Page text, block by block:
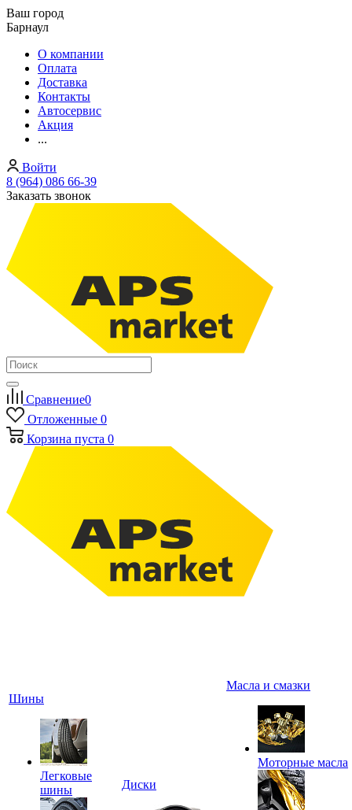
Ваш город
Барнаул
О компании
Оплата
Доставка
Контакты
Автосервис
Акция
...
Войти
8 (964) 086 66-39
Заказать звонок
Сравнение0
Отложенные 0
Корзина пуста 0
Шины
Легковые
шины
Диски
Масла и смазки
Моторные масла